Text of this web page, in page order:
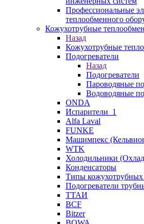
Профессиональные
теплообменного
Кожухотрубные
Назад
Кожухотрубные
Подогреватели
Назад
Подогреватели
Пароводяные
Водоводяные
ONDA
Испарители_1
Alfa Laval
FUNKE
Машимпекс
WTK
Холодильники
Конденсаторы
Типы кожухотрубных
Подогреватели
ТТАИ
BCF
Bitzer